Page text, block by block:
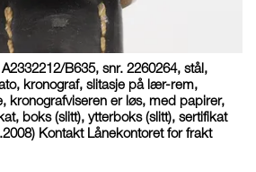
B635, snr. 2260264, stål,
kronograf, slitasje på lær-rem,
kronografviseren er løs, med papirer,
boks (slitt), ytterboks (slitt), sertifikat
Kontakt Lånekontoret for frakt